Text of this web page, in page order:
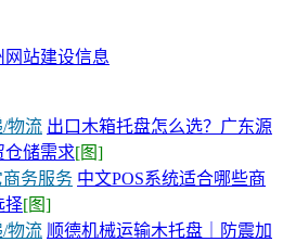
站建设信息
物流 出口木箱托盘怎么选？广东源
仓储需求[图]
务服务 中文POS系统适合哪些商
择[图]
物流 顺德机械运输木托盘｜防震加